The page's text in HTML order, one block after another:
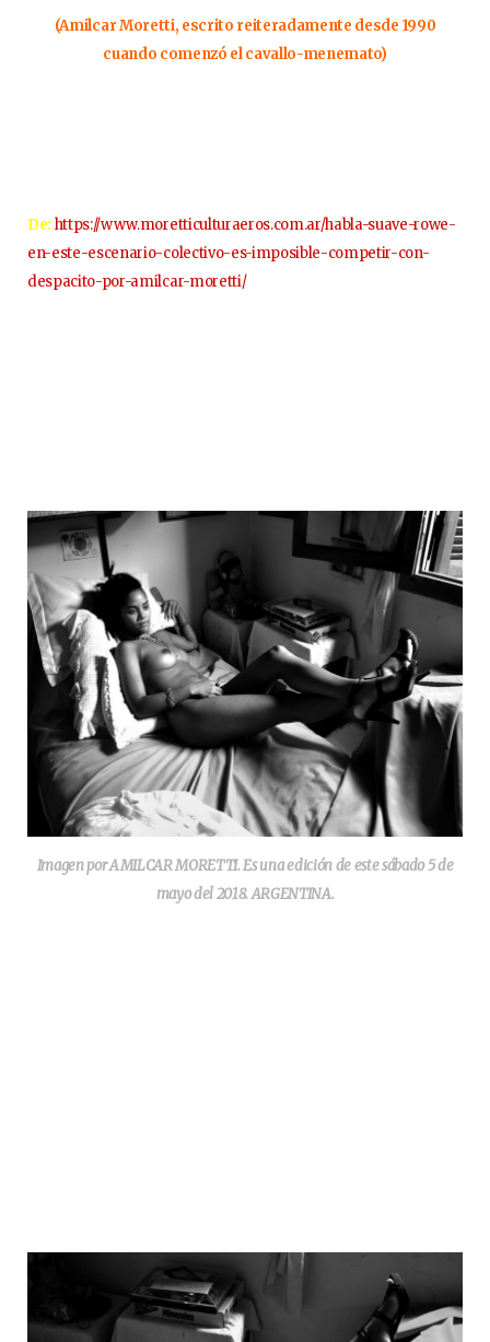
(Amilcar Moretti, escrito reiteradamente desde 1990
cuando comenzó el cavallo-menemato)
De: https://www.moretticulturaeros.com.ar/habla-suave-rowe-
en-este-escenario-colectivo-es-imposible-competir-con-
despacito-por-amilcar-moretti/
Imagen por AMILCAR MORETTI. Es una edición de este sábado 5 de
mayo del 2018. ARGENTINA.